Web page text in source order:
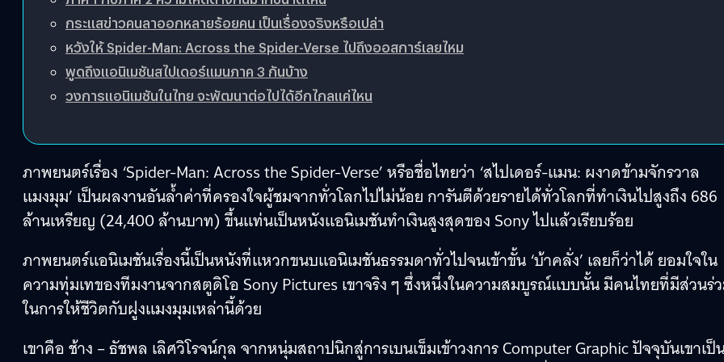
กระแสข่าวคนลาออกหลายร้อยคน เป็นเรื่องจริงหรือเปล่า
หวังให้ Spider-Man: Across the Spider-Verse ไปถึงออสการ์เลยไหม
พูดถึงแอนิเมชันสไปเดอร์แมนภาค 3 กันบ้าง
วงการแอนิเมชันในไทย จะพัฒนาต่อไปได้อีกไกลแค่ไหน
ภาพยนตร์เรื่อง ‘Spider-Man: Across the Spider-Verse’ หรือชื่อไทยว่า ‘สไปเดอร์-แมน: ผงาดข้ามจักรวาล
แมงมุม’ เป็นผลงานอันล้ำค่าที่ครองใจผู้ชมจากทั่วโลกไปไม่น้อย การันตีด้วยรายได้ทั่วโลกที่ทำเงินไปสูงถึง 686
ล้านเหรียญ (24,400 ล้านบาท) ขึ้นแท่นเป็นหนังแอนิเมชันทำเงินสูงสุดของ Sony ไปแล้วเรียบร้อย
ภาพยนตร์แอนิเมชันเรื่องนี้เป็นหนังที่แหวกขนบแอนิเมชันธรรมดาทั่วไปจนเข้าขั้น ‘บ้าคลั่ง’ เลยก็ว่าได้ ยอมใจใน
ความทุ่มเทของทีมงานจากสตูดิโอ Sony Pictures เขาจริง ๆ ซึ่งหนึ่งในความสมบูรณ์แบบนั้น มีคนไทยที่มีส่วนร่
ในการให้ชีวิตกับฝูงแมงมุมเหล่านี้ด้วย
เขาคือ ช้าง – ธัชพล เลิศวิโรจน์กุล จากหนุ่มสถาปนิกสู่การเบนเข็มเข้าวงการ Computer Graphic ปัจจุบันเขาเป็